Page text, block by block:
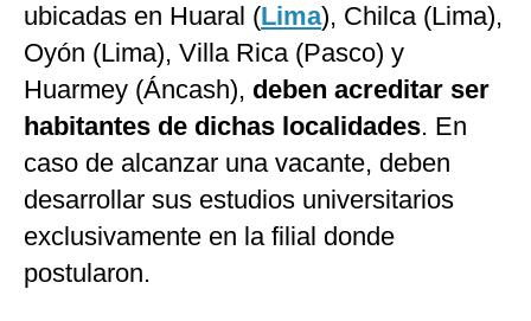
ubicadas en Huaral (Lima), Chilca (Lima),
Oyón (Lima), Villa Rica (Pasco) y
Huarmey (Áncash), deben acreditar ser
habitantes de dichas localidades. En
caso de alcanzar una vacante, deben
desarrollar sus estudios universitarios
exclusivamente en la filial donde
postularon.